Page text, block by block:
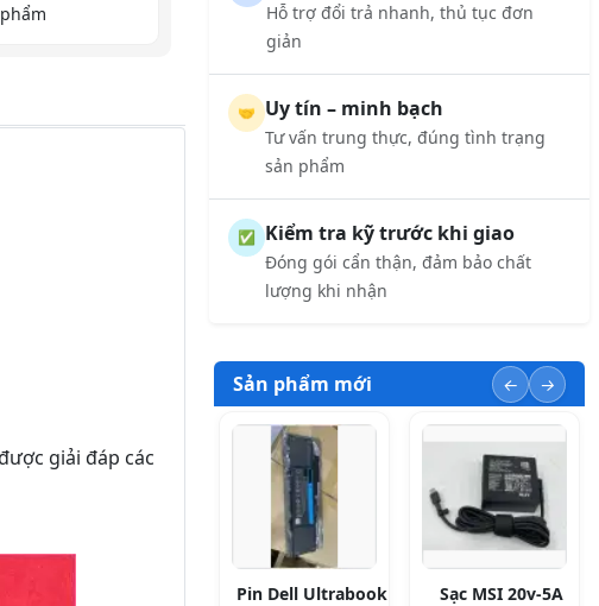
giải đáp các
Hỗ trợ đổi trả nhanh, thủ tục đơn
giản
🤝 Uy tín – minh bạch
Tư vấn trung thực, đúng tình trạng
sản phẩm
✅ Kiểm tra kỹ trước khi giao
Đóng gói cẩn thận, đảm bảo chất
lượng khi nhận
Sản phẩm mới
Pin Dell Ultrabook
Sạc MSI 20v-5A